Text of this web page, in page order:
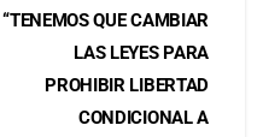
“TENEMOS QUE CAMBIAR
LAS LEYES PARA
PROHIBIR LIBERTAD
CONDICIONAL A